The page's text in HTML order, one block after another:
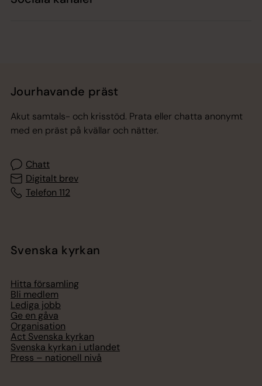
Jourhavande präst
Akut samtals- och krisstöd. Prata eller chatta anonymt
med en präst på kvällar och nätter.
Chatt
Digitalt brev
Telefon 112
Svenska kyrkan
Hitta församling
Bli medlem
Lediga jobb
Ge en gåva
Organisation
Act Svenska kyrkan
Svenska kyrkan i utlandet
Press – nationell nivå